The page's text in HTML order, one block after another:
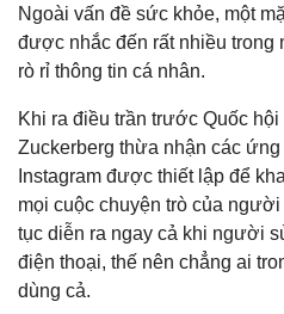
Ngoài vấn đề sức khỏe, một
được nhắc đến rất nhiều trong
rò rỉ thông tin cá nhân.
Khi ra điều trần trước Quốc
Zuckerberg thừa nhận các
Instagram được thiết lập để
mọi cuộc chuyện trò của
tục diễn ra ngay cả khi người
điện thoại, thế nên chẳng ai
dùng cả.